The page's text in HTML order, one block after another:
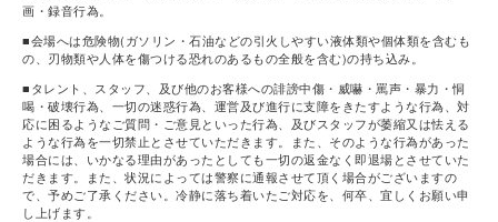
画・録音行為。
■会場へは危険物(ガソリン・石油などの引火しやすい液体類や個体類を含むも
の、刃物類や人体を傷つける恐れのあるもの全般を含む)の持ち込み。
■タレント、スタッフ、及び他のお客様への誹謗中傷・威嚇・罵声・暴力・恫
喝・破壊行為、一切の迷惑行為、運営及び進行に支障をきたすような行為、対
応に困るようなご質問・ご意見といった行為、及びスタッフが萎縮又は怯える
ような行為を一切禁止とさせていただきます。また、そのような行為があった
場合には、いかなる理由があったとしても一切の返金なく即退場とさせていた
だきます。また、状況によっては警察に通報させて頂く場合がございますの
で、予めご了承ください。冷静に落ち着いたご対応を、何卒、宜しくお願い申
し上げます。